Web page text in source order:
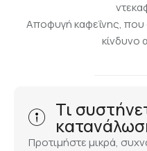
Αποφυγή καφεΐνης, που
κίνδυνο
Τι
Προτιμήστε μικρά,